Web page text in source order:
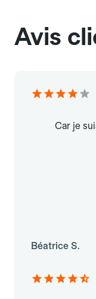
Avis
Car je
Béatrice S.